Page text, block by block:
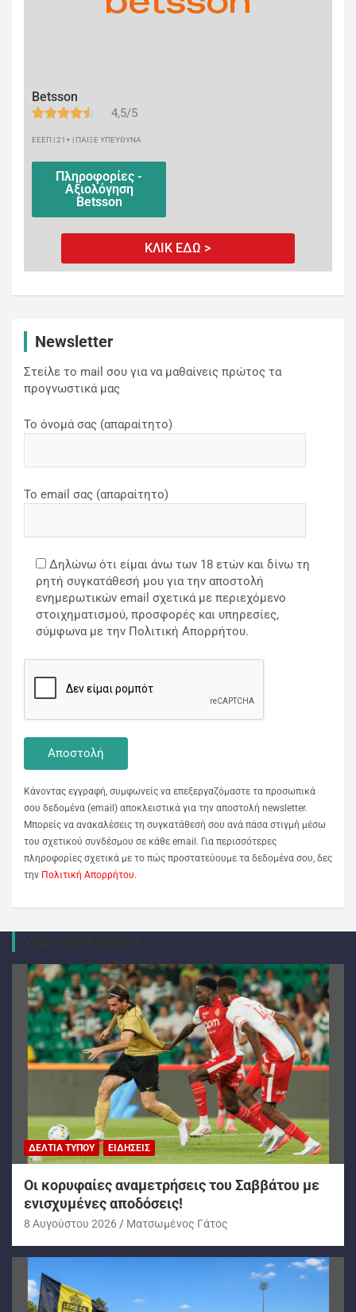
Betsson
4,5/5
ΕΕΕΠ | 21+ | ΠΑΙΞΕ ΥΠΕΥΘΥΝΑ
Πληροφορίες -
Αξιολόγηση
Betsson
ΚΛΙΚ ΕΔΩ >
Newsletter
Στείλε το mail σου για να μαθαίνεις πρώτος τα
προγνωστικά μας
Το όνομά σας (απαραίτητο)
Το email σας (απαραίτητο)
Δηλώνω ότι είμαι άνω των 18 ετών και δίνω τη
ρητή συγκατάθεσή μου για την αποστολή
ενημερωτικών email σχετικά με περιεχόμενο
στοιχηματισμού, προσφορές και υπηρεσίες,
σύμφωνα με την Πολιτική Απορρήτου.
Κάνοντας εγγραφή, συμφωνείς να επεξεργαζόμαστε τα προσωπικά
σου δεδομένα (email) αποκλειστικά για την αποστολή newsletter.
Μπορείς να ανακαλέσεις τη συγκατάθεσή σου ανά πάσα στιγμή μέσω
του σχετικού συνδέσμου σε κάθε email. Για περισσότερες
πληροφορίες σχετικά με το πώς προστατεύουμε τα δεδομένα σου, δες
την Πολιτική Απορρήτου.
ΔΕΛΤΊΑ ΤΎΠΟΥ ΕΙΔΉΣΕΙΣ
Oι κορυφαίες αναμετρήσεις του Σαββάτου με
ενισχυμένες αποδόσεις!
8 Αυγούστου 2026 Ματσωμένος Γάτος